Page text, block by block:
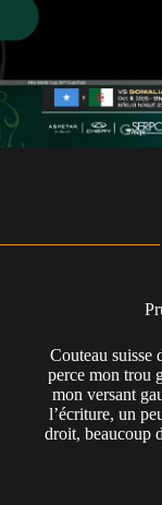
Couteau suisse
perce mon trou
mon versant
l’écriture, un
droit, beaucoup